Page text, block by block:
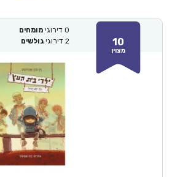
10
מצוין
0 דירוגי מומחים
2 דירוגי גולשים